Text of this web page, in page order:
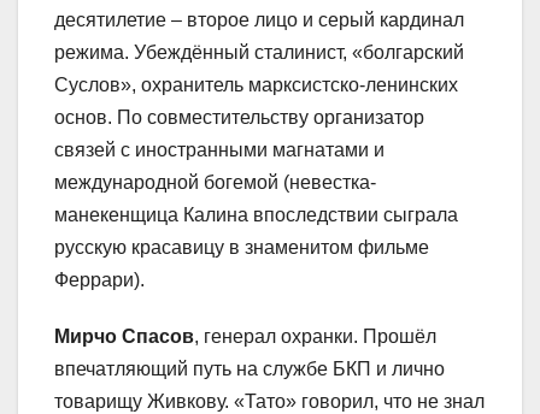
десятилетие – второе лицо и серый кардинал
режима. Убеждённый сталинист, «болгарский
Суслов», охранитель марксистско-ленинских
основ. По совместительству организатор
связей с иностранными магнатами и
международной богемой (невестка-
манекенщица Калина впоследствии сыграла
русскую красавицу в знаменитом фильме
Феррари).
Мирчо Спасов, генерал охранки. Прошёл
впечатляющий путь на службе БКП и лично
товарищу Живкову. «Тато» говорил, что не знал